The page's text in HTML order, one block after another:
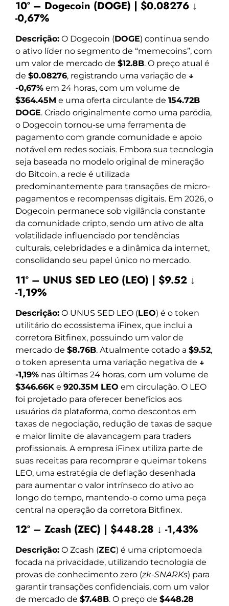
10º – Dogecoin (DOGE) | $0.08276 ↓
-0,67%
Descrição: O Dogecoin (DOGE) continua sendo
o ativo líder no segmento de “memecoins”, com
um valor de mercado de $12.8B. O preço atual é
de $0.08276, registrando uma variação de ↓
-0,67% em 24 horas, com um volume de
$364.45M e uma oferta circulante de 154.72B
DOGE. Criado originalmente como uma paródia,
o Dogecoin tornou-se uma ferramenta de
pagamento com grande comunidade e apoio
notável em redes sociais. Embora sua tecnologia
seja baseada no modelo original de mineração
do Bitcoin, a rede é utilizada
predominantemente para transações de micro-
pagamentos e recompensas digitais. Em 2026, o
Dogecoin permanece sob vigilância constante
da comunidade cripto, sendo um ativo de alta
volatilidade influenciado por tendências
culturais, celebridades e a dinâmica da internet,
consolidando seu papel único no mercado.
11º – UNUS SED LEO (LEO) | $9.52 ↓
-1,19%
Descrição: O UNUS SED LEO (LEO) é o token
utilitário do ecossistema iFinex, que inclui a
corretora Bitfinex, possuindo um valor de
mercado de $8.76B. Atualmente cotado a $9.52,
o token apresenta uma variação negativa de ↓
-1,19% nas últimas 24 horas, com um volume de
$346.66K e 920.35M LEO em circulação. O LEO
foi projetado para oferecer benefícios aos
usuários da plataforma, como descontos em
taxas de negociação, redução de taxas de saque
e maior limite de alavancagem para traders
profissionais. A empresa iFinex utiliza parte de
suas receitas para recomprar e queimar tokens
LEO, uma estratégia de deflação desenhada
para aumentar o valor intrínseco do ativo ao
longo do tempo, mantendo-o como uma peça
central na operação da corretora Bitfinex.
12º – Zcash (ZEC) | $448.28 ↓ -1,43%
Descrição: O Zcash (ZEC) é uma criptomoeda
focada na privacidade, utilizando tecnologia de
provas de conhecimento zero (zk-SNARKs) para
garantir transações confidenciais, com um valor
de mercado de $7.48B. O preço de $448.28